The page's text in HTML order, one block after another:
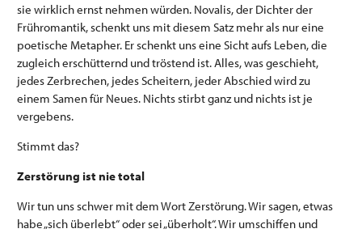
sie wirklich ernst nehmen würden. Novalis, der Dichter der
Frühromantik, schenkt uns mit diesem Satz mehr als nur eine
poetische Metapher. Er schenkt uns eine Sicht aufs Leben, die
zugleich erschütternd und tröstend ist. Alles, was geschieht,
jedes Zerbrechen, jedes Scheitern, jeder Abschied wird zu
einem Samen für Neues. Nichts stirbt ganz und nichts ist je
vergebens.
Stimmt das?
Zerstörung ist nie total
Wir tun uns schwer mit dem Wort Zerstörung. Wir sagen, etwas
habe „sich überlebt“ oder sei „überholt“. Wir umschiffen und